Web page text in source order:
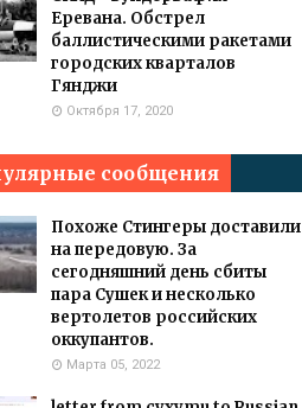
Еревана. Обстрел
баллистическими ракетами
городских кварталов
Гянджи
Октября 17, 2020
сообщения
Похоже Стингеры доставили
на передовую. За
сегодняшний день сбиты
пара Сушек и несколько
вертолетов российских
оккупантов.
Марта 05, 2022